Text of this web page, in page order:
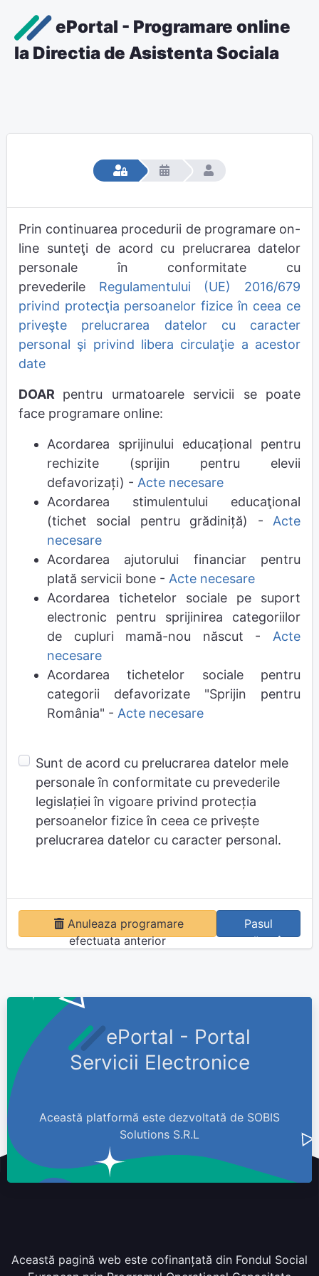
ePortal - Programare online
la Directia de Asistenta Sociala
Prin continuarea procedurii de programare on-
line sunteţi de acord cu prelucrarea datelor
personale în conformitate cu
prevederile Regulamentului (UE) 2016/679
privind protecţia persoanelor fizice în ceea ce
priveşte prelucrarea datelor cu caracter
personal şi privind libera circulaţie a acestor
date
DOAR pentru urmatoarele servicii se poate
face programare online:
Acordarea sprijinului educațional pentru
rechizite (sprijin pentru elevii
defavorizați) - Acte necesare
Acordarea stimulentului educaţional
(tichet social pentru grădiniță) - Acte
necesare
Acordarea ajutorului financiar pentru
plată servicii bone - Acte necesare
Acordarea tichetelor sociale pe suport
electronic pentru sprijinirea categoriilor
de cupluri mamă-nou născut - Acte
necesare
Acordarea tichetelor sociale pentru
categorii defavorizate "Sprijin pentru
România" - Acte necesare
Sunt de acord cu prelucrarea datelor mele
personale în conformitate cu prevederile
legislației în vigoare privind protecția
persoanelor fizice în ceea ce privește
prelucrarea datelor cu caracter personal.
Anuleaza programare
efectuata anterior
Pasul
următor
ePortal - Portal
Servicii Electronice
Această platformă este dezvoltată de SOBIS
Solutions S.R.L
Această pagină web este cofinanțată din Fondul Social